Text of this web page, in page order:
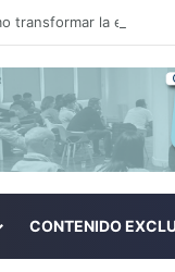
CONTENIDO